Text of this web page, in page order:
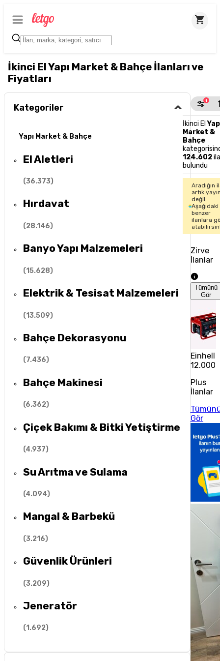
İkinci El Yapı Market & Bahçe İlanları ve
Fiyatları
Kategoriler
Yapı Market & Bahçe
El Aletleri
(36.373)
Hırdavat
(28.146)
Banyo Yapı Malzemeleri
(15.628)
Elektrik & Tesisat Malzemeleri
(13.509)
Bahçe Dekorasyonu
(7.436)
Bahçe Makinesi
(6.362)
Çiçek Bakımı & Bitki Yetiştirme
(4.937)
Su Arıtma ve Sulama
(4.094)
Mangal & Barbekü
(3.216)
Güvenlik Ürünleri
(3.209)
Jeneratör
(1.692)
1
İkinci El
Market &
Bahçe
124.602
bulundu
Aradığın
artık
değil.
Aşağıdaki
benzer
ilanlara
Zirve
İlanlar
Tümünü
Gör
Einhell
12.000
Plus
İlanlar
Gör